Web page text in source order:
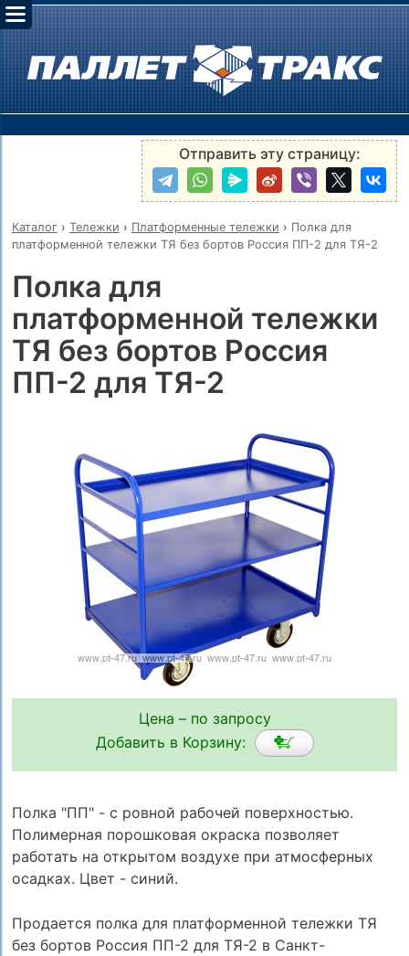
Отправить эту страницу:
Каталог› Тележки › Платформенные тележки › Полка для
платформенной тележки ТЯ без бортов Россия ПП-2 для ТЯ-2
Полка для
платформенной тележки
ТЯ без бортов Россия
ПП-2 для ТЯ-2
Цена – по запросу
Добавить в Корзину:
Полка "ПП" - с ровной рабочей поверхностью.
Полимерная порошковая окраска позволяет
работать на открытом воздухе при атмосферных
осадках. Цвет - синий.
Продается полка для платформенной тележки ТЯ
без бортов Россия ПП-2 для ТЯ-2 в Санкт-